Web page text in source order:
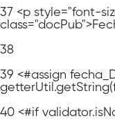
37 <p style="font-
38
39 <#assign
40 <#if